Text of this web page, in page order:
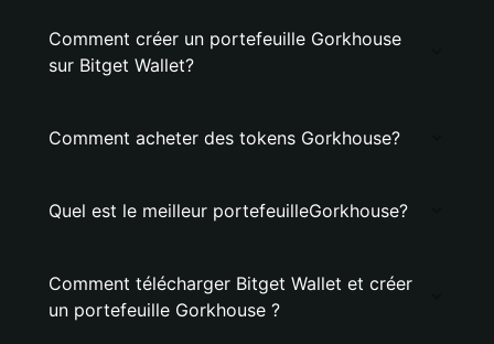
Comment créer un portefeuille Gorkhouse
sur Bitget Wallet?
Comment acheter des tokens Gorkhouse?
Quel est le meilleur portefeuilleGorkhouse?
Comment télécharger Bitget Wallet et créer
un portefeuille Gorkhouse ?